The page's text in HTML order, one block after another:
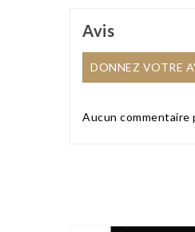
Avis
DONNEZ VOTRE
Aucun commentaire